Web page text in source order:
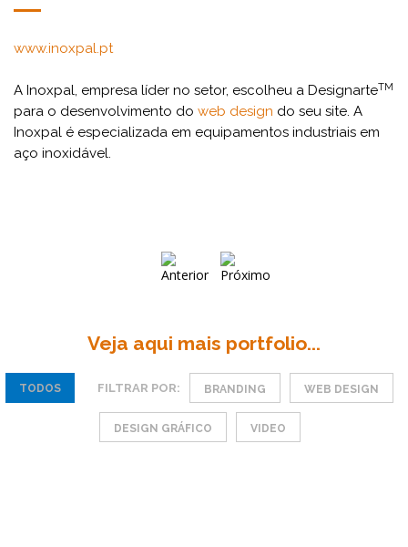
www.inoxpal.pt
A Inoxpal, empresa líder no setor, escolheu a DesignarteTM
para o desenvolvimento do web design do seu site. A
Inoxpal é especializada em equipamentos industriais em
aço inoxidável.
Veja aqui mais portfolio...
TODOS FILTRAR POR: BRANDING WEB DESIGN
DESIGN GRÁFICO VIDEO